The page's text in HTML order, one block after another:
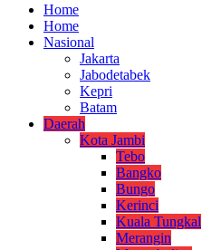
Home
Home
Nasional
Jakarta
Jabodetabek
Kepri
Batam
Daerah
Kota Jambi
Tebo
Bangko
Bungo
Kerinci
Kuala Tungkal
Merangin